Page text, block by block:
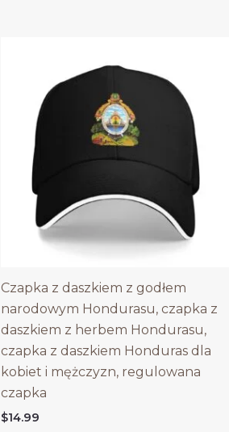
Czapka z daszkiem z godłem
narodowym Hondurasu, czapka z
daszkiem z herbem Hondurasu,
czapka z daszkiem Honduras dla
kobiet i mężczyzn, regulowana
czapka
$14.99